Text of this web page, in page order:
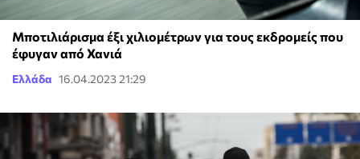
Μποτιλιάρισμα έξι χιλιομέτρων για τους εκδρομείς που
έφυγαν από Χανιά
Ελλάδα 16.04.2023 21:29